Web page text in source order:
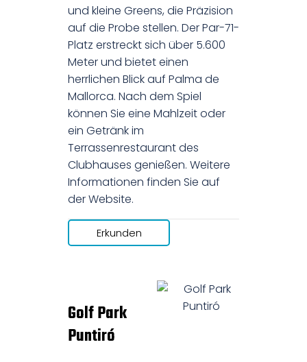
und kleine Greens, die Präzision
auf die Probe stellen. Der Par-71-
Platz erstreckt sich über 5.600
Meter und bietet einen
herrlichen Blick auf Palma de
Mallorca. Nach dem Spiel
können Sie eine Mahlzeit oder
ein Getränk im
Terrassenrestaurant des
Clubhauses genießen. Weitere
Informationen finden Sie auf
der Website.
Erkunden
Golf Park
Puntiró